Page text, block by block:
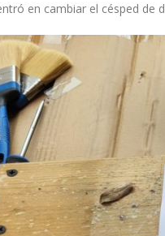
en cambiar el césped de